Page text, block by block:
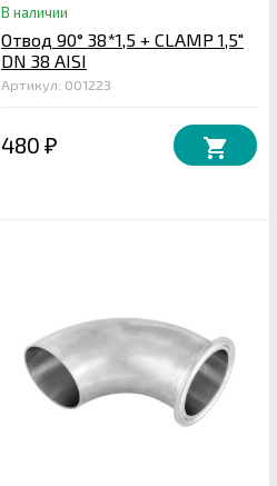
В наличии
Отвод 90° 38*1,5 + CLAMP 1,5"
DN 38 AISI
Артикул: 001223
480 ₽